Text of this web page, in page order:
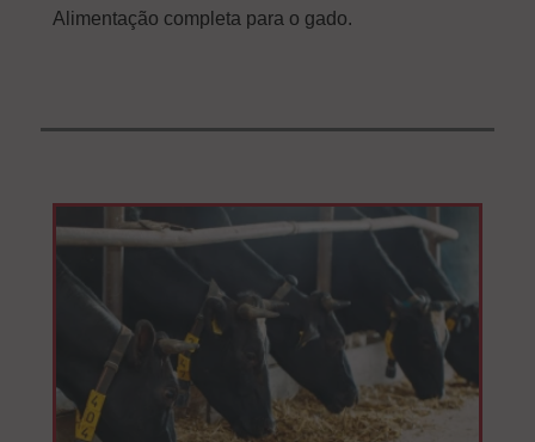
Alimentação completa para o gado.